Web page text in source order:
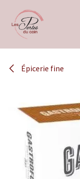
Épicerie fine